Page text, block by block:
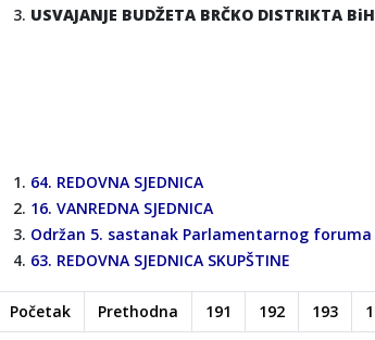
USVAJANJE BUDŽETA BRČKO DISTRIKTA
64. REDOVNA SJEDNICA
16. VANREDNA SJEDNICA
Održan 5. sastanak Parlamentarnog
63. REDOVNA SJEDNICA SKUPŠTINE
Početak Prethodna 191 192 193